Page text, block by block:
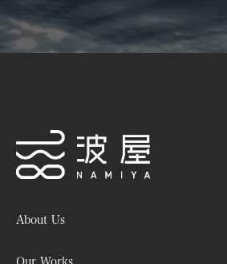
About Us
Our Works